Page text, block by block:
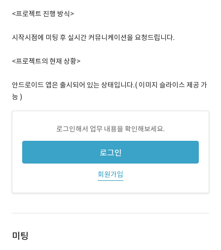
<프로젝트 진행 방식>
시작시점에 미팅 후 실시간 커뮤니케이션을 요청드립니다.
<프로젝트의 현재 상황>
안드로이드 앱은 출시되어 있는 상태입니다.( 이미지 슬라이스 제공 가
능 )
로그인해서 업무 내용을 확인해보세요.
로그인
회원가입
미팅